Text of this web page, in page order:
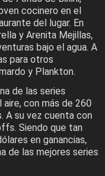
cocinero en el
del lugar. En
y Arenita Mejillas,
bajo el agua. A
para otros
y Plankton.
de las series
con más de 260
A su vez cuenta con
Siendo que tan
en ganancias,
de las mejores series